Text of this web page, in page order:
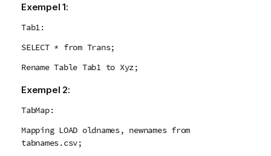
Exempel 1:
Tab1:
SELECT * from Trans;
Rename Table Tab1 to Xyz;
Exempel 2:
TabMap:
Mapping LOAD oldnames, newnames from
tabnames.csv;